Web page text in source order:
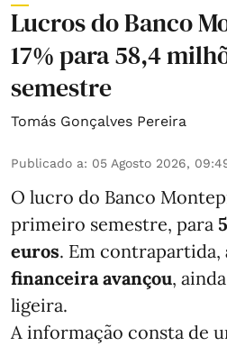
Lucros do Banco
17% para 58,4
semestre
Tomás Gonçalves Pereira
Publicado a: 05 Agosto 2026,
O lucro do Banco
primeiro semestre, para
euros. Em contrapartida,
financeira avançou,
ligeira.
A informação consta de